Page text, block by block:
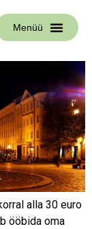
Menüü
alla 30 euro
ööbida oma